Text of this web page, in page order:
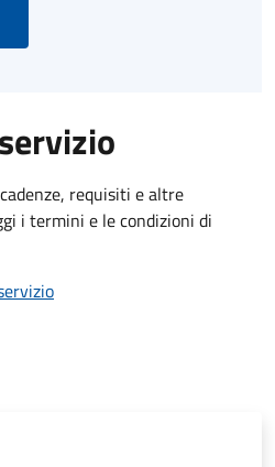
requisiti e altre
i termini e le condizioni di